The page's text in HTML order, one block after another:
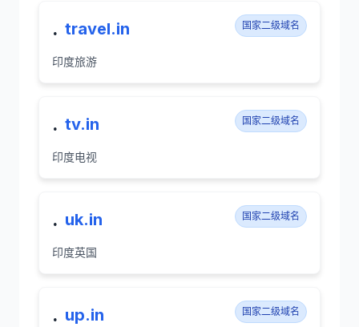
. travel.in 国家二级域名
印度旅游
. tv.in 国家二级域名
印度电视
. uk.in 国家二级域名
印度英国
. up.in 国家二级域名